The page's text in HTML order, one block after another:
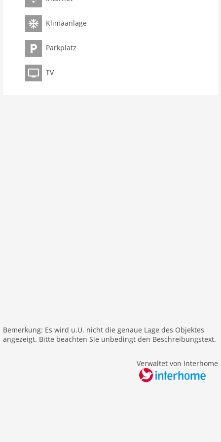
Objekt
Maximalbelegung 6 Pers.
Wohnfläche 51 m2
Zimmer 4
Schlafzimmer 2
Parkplatz
Klimaanlage
Parkplatz
TV
Bemerkung: Es wird u.U. nicht die genaue Lage des Objektes
angezeigt. Bitte beachten Sie unbedingt den Beschreibungstext.
Verwaltet von Interhome